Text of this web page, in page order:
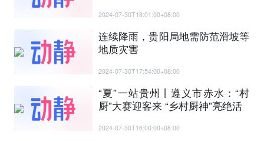
2024-07-30T18:01:00+08:00
连续降雨，贵阳局地需防范滑坡等
地质灾害
2024-07-30T17:54:00+08:00
“夏”一站贵州丨遵义市赤水：“村
厨”大赛迎客来 “乡村厨神”亮绝活
2024-07-30T16:00:00+08:00